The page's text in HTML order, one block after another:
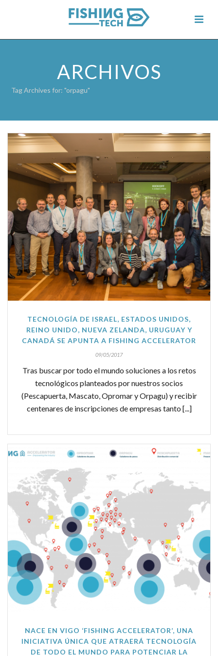
ARCHIVOS
Tag Archives for: "orpagu"
TECNOLOGÍA DE ISRAEL, ESTADOS UNIDOS,
REINO UNIDO, NUEVA ZELANDA, URUGUAY Y
CANADÁ SE APUNTA A FISHING ACCELERATOR
09/05/2017
Tras buscar por todo el mundo soluciones a los retos
tecnológicos planteados por nuestros socios
(Pescapuerta, Mascato, Opromar y Orpagu) y recibir
centenares de inscripciones de empresas tanto [...]
NACE EN VIGO ‘FISHING ACCELERATOR’, UNA
INICIATIVA ÚNICA QUE ATRAERÁ TECNOLOGÍA
DE TODO EL MUNDO PARA POTENCIAR LA